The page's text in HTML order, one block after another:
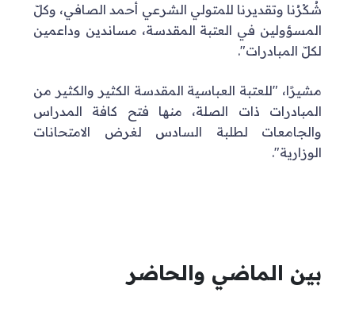
شُكْرُنا وتقديرنا للمتولي الشرعي أحمد الصافي، وكلّ
المسؤولين في العتبة المقدسة، مساندين وداعمين
لكلّ المبادرات".
مشيرًا، "للعتبة العباسية المقدسة الكثير والكثير من
المبادرات ذات الصلة، منها فتح كافة المدراس
والجامعات لطلبة السادس لغرض الامتحانات
الوزارية".
بين الماضي والحاضر